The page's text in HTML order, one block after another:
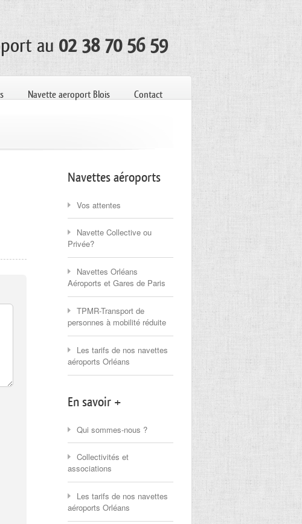
au02 38 70 56 59
Navette aeroport Blois Contact
Navettes aéroports
Vos attentes
Navette Collective ou
Privée?
Navettes Orléans
Aéroports et Gares de Paris
TPMR-Transport de
personnes à mobilité réduite
Les tarifs de nos navettes
aéroports Orléans
En savoir +
Qui sommes-nous ?
Collectivités et
associations
Les tarifs de nos navettes
aéroports Orléans